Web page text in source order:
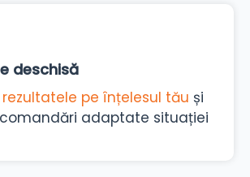
deschisă
rezultatele pe înțelesul tău și
adaptate situației